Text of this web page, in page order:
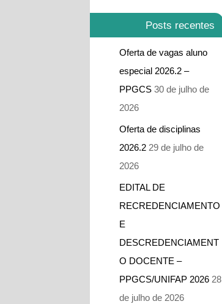
Posts recentes
Oferta de vagas aluno
especial 2026.2 –
PPGCS 30 de julho de
2026
Oferta de disciplinas
2026.2 29 de julho de
2026
EDITAL DE
RECREDENCIAMENTO
E
DESCREDENCIAMENT
O DOCENTE –
PPGCS/UNIFAP 2026 28
de julho de 2026